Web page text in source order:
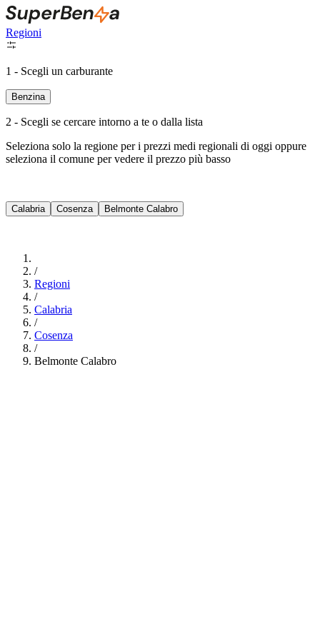
Regioni
1 - Scegli un carburante
Benzina
2 - Scegli se cercare intorno a te o dalla lista
Seleziona solo la regione per i prezzi medi regionali di oggi oppure
seleziona il comune per vedere il prezzo più basso
Calabria Cosenza Belmonte Calabro
/
Regioni
/
Calabria
/
Cosenza
/
Belmonte Calabro